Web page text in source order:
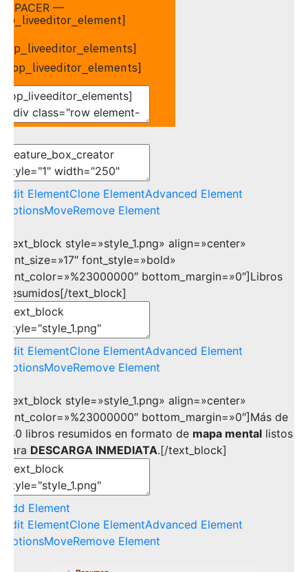
SPACER —
[op_liveeditor_elements]
[/op_liveeditor_elements]
Edit ElementClone ElementAdvanced Element
OptionsMoveRemove Element
[text_block style=»style_1.png» align=»center»
font_size=»17″ font_style=»bold»
font_color=»%23000000″ bottom_margin=»0″]Libros
Resumidos[/text_block]
Edit ElementClone ElementAdvanced Element
OptionsMoveRemove Element
[text_block style=»style_1.png» align=»center»
font_color=»%23000000″ bottom_margin=»0″]Más de
140 libros resumidos en formato de mapa mental listos
para DESCARGA INMEDIATA.[/text_block]
Add Element
Edit ElementClone ElementAdvanced Element
OptionsMoveRemove Element